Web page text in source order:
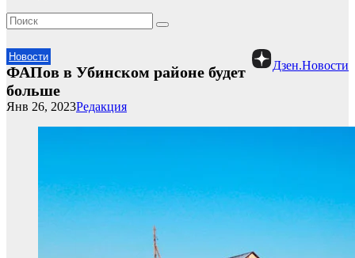
Новости
Дзен.Новости
ФАПов в Убинском районе будет
больше
Редакция
Янв 26, 2023